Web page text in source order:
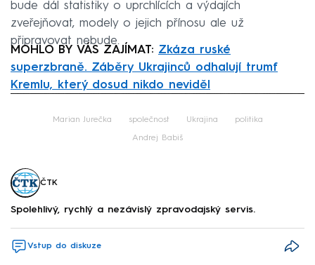
bude dál statistiky o uprchlících a výdajích
zveřejňovat, modely o jejich přínosu ale už
připravovat nebude.
MOHLO BY VÁS ZAJÍMAT: Zkáza ruské
superzbraně. Záběry Ukrajinců odhalují trumf
Kremlu, který dosud nikdo neviděl
Marian Jurečka společnost Ukrajina politika
Andrej Babiš
ČTK
Spolehlivý, rychlý a nezávislý zpravodajský servis.
Vstup do diskuze